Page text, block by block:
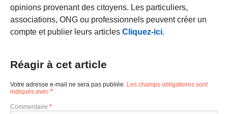
opinions provenant des citoyens. Les particuliers,
associations, ONG ou professionnels peuvent créer un
compte et publier leurs articles Cliquez-ici.
Réagir à cet article
Votre adresse e-mail ne sera pas publiée. Les champs obligatoires sont
indiqués avec *
Commentaire *